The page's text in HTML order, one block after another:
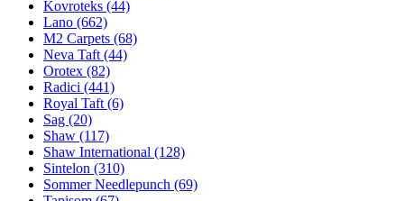
Kovroteks (44)
Lano (662)
M2 Carpets (68)
Neva Taft (44)
Orotex (82)
Radici (441)
Royal Taft (6)
Sag (20)
Shaw (117)
Shaw International (128)
Sintelon (310)
Sommer Needlepunch (69)